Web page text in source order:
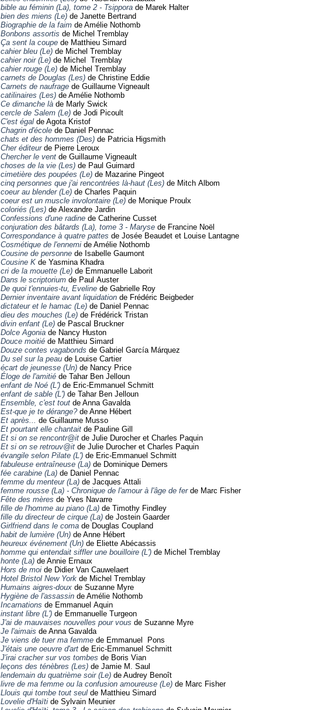
bible au féminin (La), tome 2 - Tsippora de Marek Halter
bien des miens (Le) de Janette Bertrand
Biographie de la faim de Amélie Nothomb
Bonbons assortis de Michel Tremblay
Ça sent la coupe de Matthieu Simard
cahier bleu (Le) de Michel Tremblay
cahier noir (Le) de Michel Tremblay
cahier rouge (Le) de Michel Tremblay
carnets de Douglas (Les) de Christine Eddie
Carnets de naufrage de Guillaume Vigneault
catilinaires (Les) de Amélie Nothomb
Ce dimanche là de Marly Swick
cercle de Salem (Le) de Jodi Picoult
C'est égal de Agota Kristof
Chagrin d'école de Daniel Pennac
chats et des hommes (Des) de Patricia Higsmith
Cher éditeurde Pierre Leroux
Chercher le vent de Guillaume Vigneault
choses de la vie (Les) de Paul Guimard
cimetière des poupées (Le) de Mazarine Pingeot
cinq personnes que j'ai rencontrées là-haut (Les) de Mitch Albom
coeur au blender (Le) de Charles Paquin
coeur est un muscle involontaire (Le) de Monique Proulx
coloriés (Les) de Alexandre Jardin
Confessions d'une radine de Catherine Cusset
conjuration des bâtards (La), tome 3 - Maryse de Francine Noël
Correspondance à quatre pattes de Josée Beaudet et Louise Lantagne
Cosmétique de l'ennemi de Amélie Nothomb
Cousine de personne de Isabelle Gaumont
Cousine K de Yasmina Khadra
cri de la mouette (Le) de Emmanuelle Laborit
Dans le scriptorium de Paul Auster
De quoi t'ennuies-tu, Eveline de Gabrielle Roy
Dernier inventaire avant liquidation de Frédéric Beigbeder
dictateur et le hamac (Le) de Daniel Pennac
dieu des mouches (Le) de Frédérick Tristan
divin enfant (Le) de Pascal Bruckner
Dolce Agonia de Nancy Huston
Douce moitié de Matthieu Simard
Douze contes vagabonds de Gabriel García Márquez
Du sel sur la peau de Louise Cartier
écart de jeunesse (Un) de Nancy Price
Éloge de l'amitié de Tahar Ben Jelloun
enfant de Noé (L') de Eric-Emmanuel Schmitt
enfant de sable (L') de Tahar Ben Jelloun
Ensemble, c'est tout de Anna Gavalda
Est-que je te dérange?de Anne Hébert
Et après... de Guillaume Musso
Et pourtant elle chantait de Pauline Gill
Et si on se rencontr@it de Julie Durocher et Charles Paquin
Et si on se retrouv@it de Julie Durocher et Charles Paquin
évangile selon Pilate (L') de Eric-Emmanuel Schmitt
fabuleuse entraîneuse (La) de Dominique Demers
fée carabine (La) de Daniel Pennac
femme du menteur (La) de Jacques Attali
femme rousse (La) - Chronique de l'amour à l'âge de ferde Marc Fisher
Fête des mères de Yves Navarre
fille de l'homme au piano (La) de Timothy Findley
fille du directeur de cirque (La) de Jostein Gaarder
Girlfriend dans le coma de Douglas Coupland
habit de lumière (Un) de Anne Hébert
heureux événement (Un) de Eliette Abécassis
homme qui entendait siffler une bouilloire (L') de Michel Tremblay
honte (La) de Annie Ernaux
Hors de moi de Didier Van Cauwelaert
Hotel Bristol New York de Michel Tremblay
Humains aigres-doux de Suzanne Myre
Hygiène de l'assassin de Amélie Nothomb
Incarnations de Emmanuel Aquin
instant libre (L') de Emmanuelle Turgeon
J'ai de mauvaises nouvelles pour vous de Suzanne Myre
Je l'aimais de Anna Gavalda
Je viens de tuer ma femme de Emmanuel Pons
J'étais une oeuvre d'art de Eric-Emmanuel Schmitt
J'irai cracher sur vos tombes de Boris Vian
leçons des ténèbres (Les) de Jamie M. Saul
lendemain du quatrième soir (Le) de Audrey Benoît
livre de ma femme ou la confusion amoureuse (Le) de Marc Fisher
Llouis qui tombe tout seul de Matthieu Simard
Lovelie d'Haïti de Sylvain Meunier